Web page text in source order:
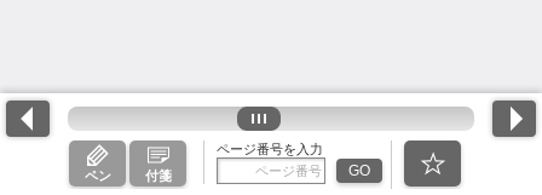
ペン 付箋
ページ番号を入力
GO